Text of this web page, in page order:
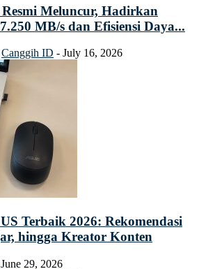
Resmi Meluncur, Hadirkan
MB/s dan Efisiensi Daya...
Canggih ID - July 16, 2026
Terbaik 2026: Rekomendasi
hingga Kreator Konten
June 29, 2026